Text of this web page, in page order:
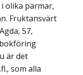
olika pärmar,
Fruktansvärt
57,
är det
som alla